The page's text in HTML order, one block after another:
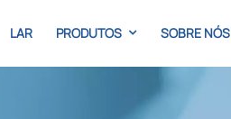
LAR PRODUTOS SOBRE NÓS